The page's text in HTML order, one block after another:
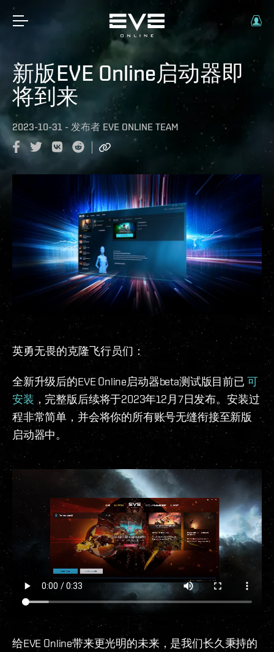
新版EVE Online启动器即
将到来
2023-10-31 - 发布者 EVE ONLINE TEAM
英勇无畏的克隆飞行员们：
全新升级后的EVE Online启动器beta测试版目前已 可
安装 ，完整版后续将于2023年12月7日发布。安装过
程非常简单，并会将你的所有账号无缝衔接至新版
启动器中。
给EVE Online带来更光明的未来，是我们长久秉持的